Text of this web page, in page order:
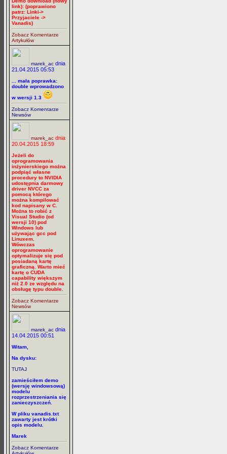
link): (poprawiono
patrz: Linki->
Przyjaciele ->
Vanadis)
Zobacz Komentarze
Artykułów
marek_ac dnia
21.04.2015 05:53
... mała poprawka:
double wprowadzono
w wersji 1.3
Zobacz Komentarze
Newsów
marek_ac dnia
20.04.2015 18:59
Jeżeli do
oprogramowania
inżynierskiego można
podpiąć własne
procedury to NVIDIA
udostępnia darmowy
driver NVCC za
pomocą którego
można kompilować
kod napisany w C.
Można to robić z
Visual Studio (od
wersji 10) pod
Windows lub
używając gcc pod
Linuxem.
Wówczas
oprogramowanie
optymalizuje się pod
posiadaną kartę
graficzną. Warto mieć
kartę o CUDA
capability większym
niż 2.0 ze względu na
obsługę typu double.
Zobacz Komentarze
Newsów
marek_ac dnia
14.04.2015 00:51
Witam,
Na dysku:
TUTAJ
zamieściłem demo
(wersję windowsową)
modelu
rozprzestrzeniania się
zanieczyszczeń.
W pliku vanadis.txt
zawarty jest krótki
opis modelu.
Marek
Zobacz Komentarze